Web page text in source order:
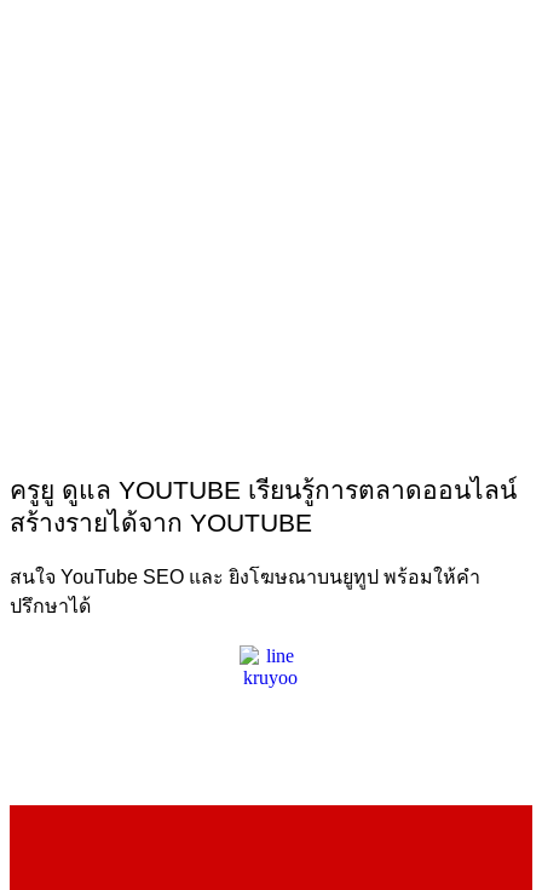
ครูยู ดูแล YOUTUBE เรียนรู้การตลาดออนไลน์
สร้างรายได้จาก YOUTUBE
สนใจ YouTube SEO และ ยิงโฆษณาบนยูทูป พร้อมให้คำ
ปรึกษาได้